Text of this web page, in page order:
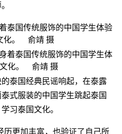
着泰国传统服饰的中国学生体
化。 俞靖 摄
国经典民谣响起，在泰露
式服装的中国学生跳起泰国
习泰国文化。
更加丰富，也验证了自己所